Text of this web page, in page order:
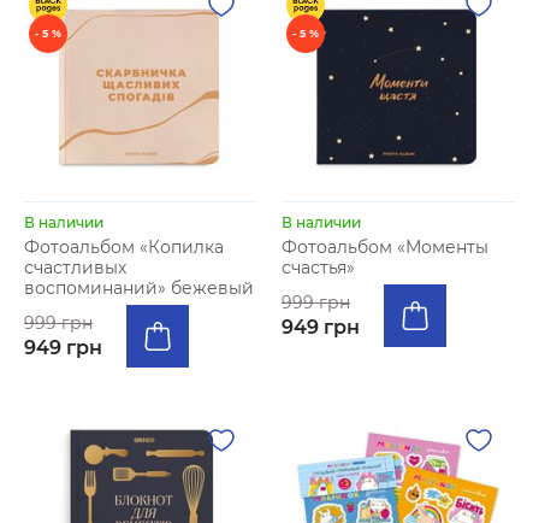
- 5 %
В наличии
Фотоальбом «Копилка
счастливых
воспоминаний» бежевый
999 грн
949 грн
- 5 %
В наличии
Фотоальбом «Моменты
счастья»
999 грн
949 грн